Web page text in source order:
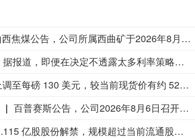
山西焦煤公告，公司所属西曲矿于2026年8月5日发生一起安全生产事故，造成一人遇难，目前西曲矿已经停产，相关政府部门正在进行事故调查认定。西曲矿年核定产能270万吨，占公司核定总产能的5.67%。本次停产对公司经营数据的具体影响以公司后续经审计的财务报告为准。
据报道，即便在决定不透露太多利率策略的细节，而引发国债被大幅抛售之后，美联储主席沃什仍坚持他一贯的简洁沟通风格。与沃什关系密切的人士表示，他承认在执掌全球最重要的央行的头10周里犯了一些错误，包括未能强化其关于价格稳定的关键信息，以及造成了人们对其改革美联储的长期计划是否会影响近期政策决定的困惑。但他们坚称，这些错误并不足以成为推翻沃什对美联储改革计划的理由。知情人士还透露，如果未来几周公布的通胀数据强劲，且市场对借贷成本上升的预期也随之升高，沃什准备在9月的会议上提高利率。知情人士补充说，尽管美联储主席提出了缩减央行6.7万亿美元资产负债表的可能性，以收紧货币政策，但利率目前仍是主要工具，如果需要，将在即将召开的会议上使用。
美银将 2027 年铀价预测上调至每磅 130 美元，较当前现货价有约 52% 的上行空间。看多逻辑源于供应紧张、电力企业合约覆盖率下滑（48%，去年为 56%）以及核电投资持续增长。
百普赛斯公告，公司2026年8月6日召开第三届董事会第一次会议，选举陈宜顶先生担任第三届董事会董事长；设立战略委员会、提名委员会、薪酬与考核委员会、审计委员会4个专门委员会；聘任陈宜顶先生为总经理，苗景赟先生、林涛先生、黄旭女士、陈霞敏女士、袁军先生、李晓丽女士为副总经理，林涛先生为董事会秘书、财务负责人，李鹏君先生为证券事务代表；因实施股权激励股份归属，总股本由1.67亿股增加至1.68亿股，注册资本由1.67亿元增加至1.68亿元；同意续聘容诚会计师事务所（特殊普通合伙）为2026年度财务报告和内部控制审计机构；提请于2026年8月24日召开2026年第三次临时股东会。
今日 SpaceX 至多有 9.115 亿股股份解禁，规模超过当前流通股本的 140%，加大短期股价波动风险。尽管营收超出预期，还意外实现人工智能业务盈利，但财报公布后该股仍下跌 12%。后续 8 月 12 日以及 20 天后还将迎来多轮解禁，到年底将有超 40 亿股转为可交易股份。即便市场仍关注其长期基本面，这也会形成潜在的抛压。